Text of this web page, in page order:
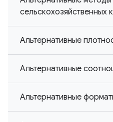
сельскохозяйственных
Альтернативные
Альтернативные
Альтернативные